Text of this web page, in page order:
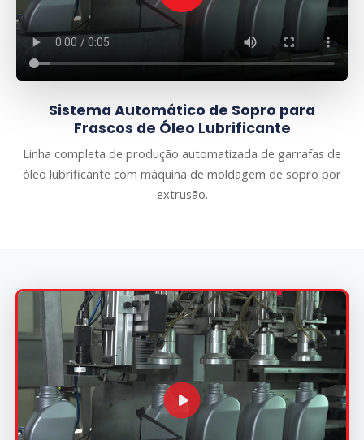
Sistema Automático de Sopro para
Frascos de Óleo Lubrificante
Linha completa de produção automatizada de garrafas de
óleo lubrificante com máquina de moldagem de sopro por
extrusão.